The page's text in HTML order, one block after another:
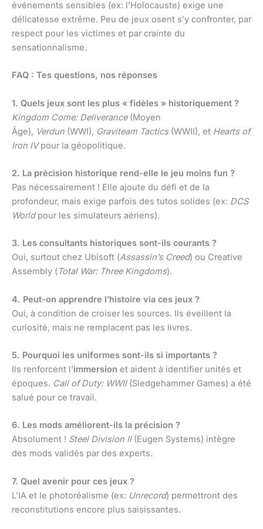
événements sensibles (ex: l’Holocauste) exige une
délicatesse extrême. Peu de jeux osent s’y confronter, par
respect pour les victimes et par crainte du
sensationnalisme.
FAQ : Tes questions, nos réponses
1. Quels jeux sont les plus « fidèles » historiquement ?
Kingdom Come: Deliverance(Moyen
Âge), Verdun (WWI), Graviteam Tactics(WWII), et Hearts of
Iron IVpour la géopolitique.
2. La précision historique rend-elle le jeu moins fun ?
Pas nécessairement ! Elle ajoute du défi et de la
profondeur, mais exige parfois des tutos solides (ex: DCS
Worldpour les simulateurs aériens).
3. Les consultants historiques sont-ils courants ?
Oui, surtout chez Ubisoft (Assassin’s Creed) ou Creative
Assembly (Total War: Three Kingdoms).
4. Peut-on apprendre l’histoire via ces jeux ?
Oui, à condition de croiser les sources. Ils éveillent la
curiosité, mais ne remplacent pas les livres.
5. Pourquoi les uniformes sont-ils si importants ?
Ils renforcent l’immersion et aident à identifier unités et
époques. Call of Duty: WWII(Sledgehammer Games) a été
salué pour ce travail.
6. Les mods améliorent-ils la précision ?
Absolument ! Steel Division II(Eugen Systems) intègre
des mods validés par des experts.
7. Quel avenir pour ces jeux ?
L’IA et le photoréalisme (ex: Unrecord) permettront des
reconstitutions encore plus saisissantes.